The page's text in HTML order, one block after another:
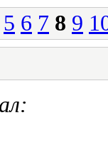
5 6 7 8 9